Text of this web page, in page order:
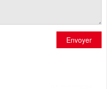
Envoyer